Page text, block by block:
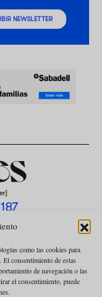
como las cookies para
consentimiento de estas
de navegación o las
el consentimiento, puede
NEWSLETTER